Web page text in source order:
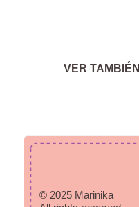
VER TAMBIÉN
All rights reserved